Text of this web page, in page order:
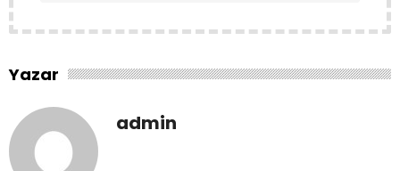
Yazar
admin